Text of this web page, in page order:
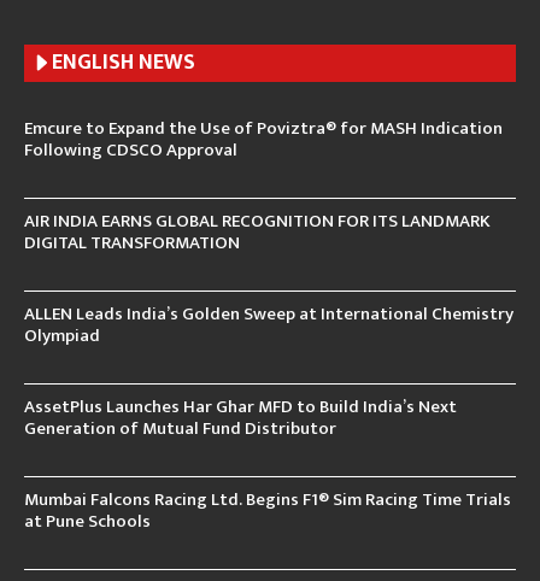
ENGLISH NEWS
Emcure to Expand the Use of Poviztra® for MASH Indication
Following CDSCO Approval
AIR INDIA EARNS GLOBAL RECOGNITION FOR ITS LANDMARK
DIGITAL TRANSFORMATION
ALLEN Leads India’s Golden Sweep at International Chemistry
Olympiad
AssetPlus Launches Har Ghar MFD to Build India’s Next
Generation of Mutual Fund Distributor
Mumbai Falcons Racing Ltd. Begins F1® Sim Racing Time Trials
at Pune Schools